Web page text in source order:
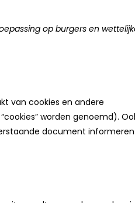
op burgers en
van cookies en andere
worden genoemd).
document informeren